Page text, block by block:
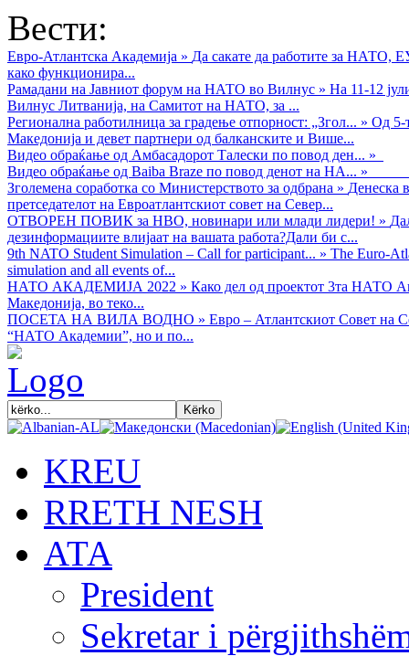
Вести:
Евро-Атлантска Академија » Да сакате да работите за НАТО,
како функционира...
Рамадани на Јавниот форум на НАТО во Вилнус » На 11-12
Вилнус Литванија, на Самитот на НАТО, за ...
Регионална работилница за градење отпорност: „Згол... » Од 5-
Македонија и девет партнери од балканските и Више...
Видео обраќањe од Амбасадорот Талески по повод ден... »
Видео обраќање од Baiba Braze по повод денот на НА... »
Зголемена соработка со Министерството за одбрана » Денеска
претседателот на Евроатлантскиот совет на Север...
ОТВОРЕН ПОВИК за НВО, новинари или млади лидери! »
дезинформациите влијаат на вашата работа?Дали би с...
9th NATO Student Simulation – Call for participant... » The Euro-
simulation and all events of...
НАТО АКАДЕМИЈА 2022 » Како дел од проектот 3та НАТО
Македонија, во теко...
ПОСЕТА НА ВИЛА ВОДНО » Евро – Атлантскиот Совет на
“НАТО Академии”, но и по...
KREU
RRETH NESH
АТА
President
Sekretar i